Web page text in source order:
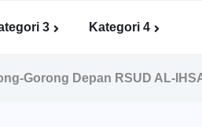
3 Kategori 4
Gorong Depan RSUD AL-